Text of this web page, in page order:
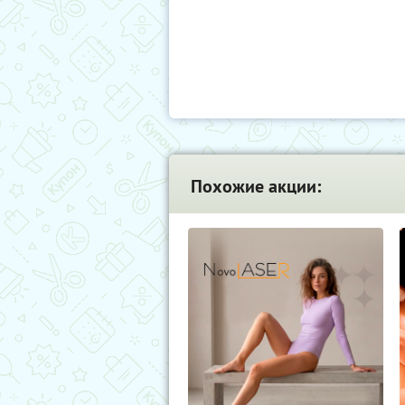
Похожие акции: